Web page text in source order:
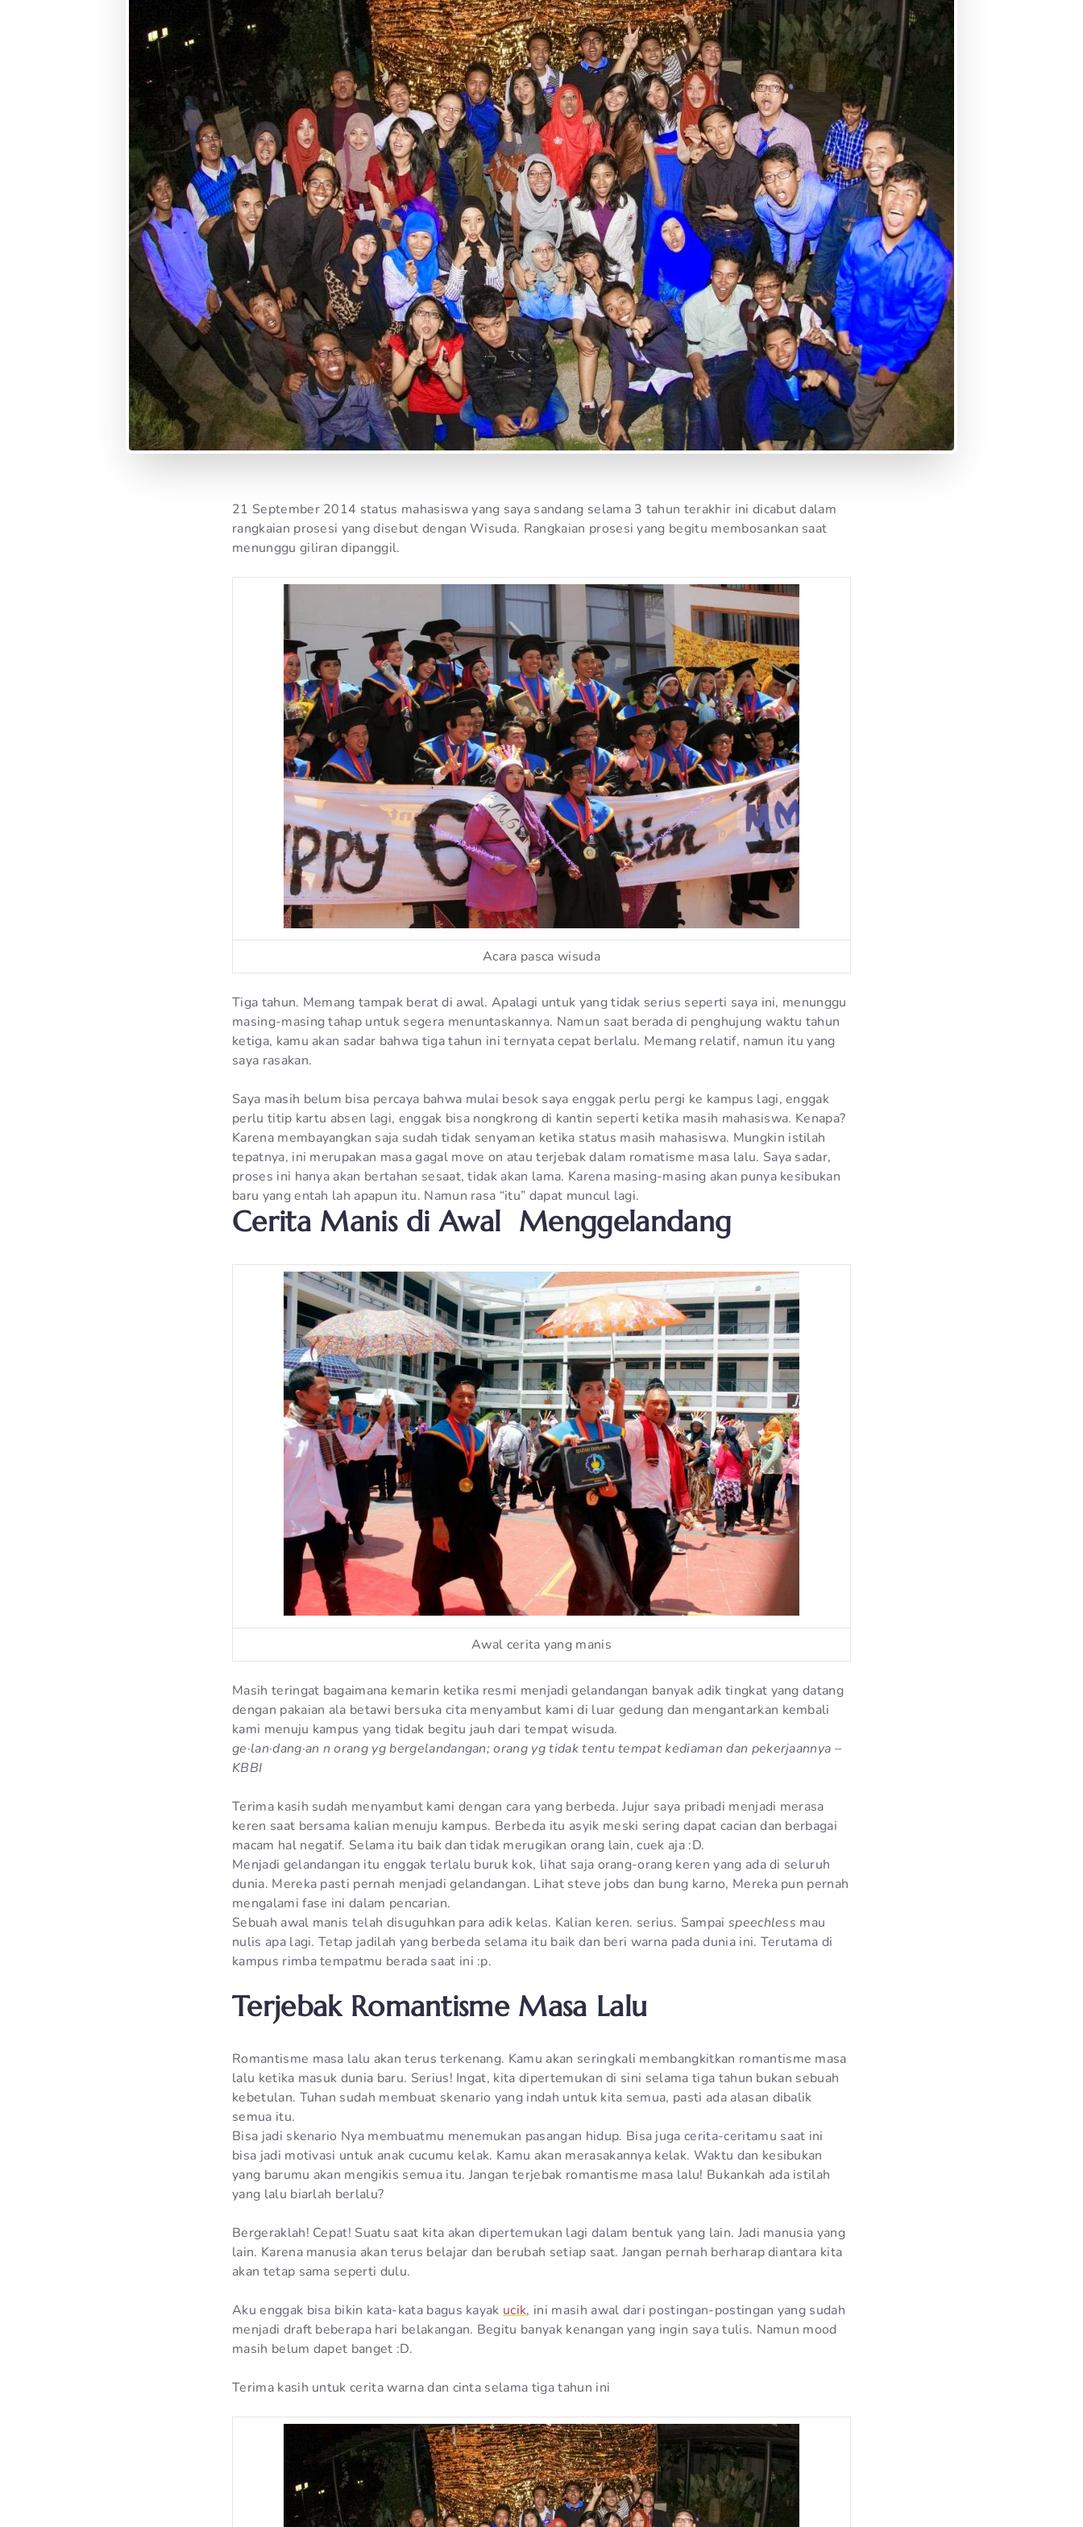
21 September 2014 status mahasiswa yang saya sandang selama 3 tahun terakhir ini dicabut dalam
rangkaian prosesi yang disebut dengan Wisuda. Rangkaian prosesi yang begitu membosankan saat
menunggu giliran dipanggil.
Acara pasca wisuda
Tiga tahun. Memang tampak berat di awal. Apalagi untuk yang tidak serius seperti saya ini, menunggu
masing-masing tahap untuk segera menuntaskannya. Namun saat berada di penghujung waktu tahun
ketiga, kamu akan sadar bahwa tiga tahun ini ternyata cepat berlalu. Memang relatif, namun itu yang
saya rasakan.
Saya masih belum bisa percaya bahwa mulai besok saya enggak perlu pergi ke kampus lagi, enggak
perlu titip kartu absen lagi, enggak bisa nongkrong di kantin seperti ketika masih mahasiswa. Kenapa?
Karena membayangkan saja sudah tidak senyaman ketika status masih mahasiswa. Mungkin istilah
tepatnya, ini merupakan masa gagal move on atau terjebak dalam romatisme masa lalu. Saya sadar,
proses ini hanya akan bertahan sesaat, tidak akan lama. Karena masing-masing akan punya kesibukan
baru yang entah lah apapun itu. Namun rasa “itu” dapat muncul lagi.
Cerita Manis di Awal Menggelandang
Awal cerita yang manis
Masih teringat bagaimana kemarin ketika resmi menjadi gelandangan banyak adik tingkat yang datang
dengan pakaian ala betawi bersuka cita menyambut kami di luar gedung dan mengantarkan kembali
kami menuju kampus yang tidak begitu jauh dari tempat wisuda.
ge·lan·dang·an n orang yg bergelandangan; orang yg tidak tentu tempat kediaman dan pekerjaannya –
KBBI
Terima kasih sudah menyambut kami dengan cara yang berbeda. Jujur saya pribadi menjadi merasa
keren saat bersama kalian menuju kampus. Berbeda itu asyik meski sering dapat cacian dan berbagai
macam hal negatif. Selama itu baik dan tidak merugikan orang lain, cuek aja :D.
Menjadi gelandangan itu enggak terlalu buruk kok, lihat saja orang-orang keren yang ada di seluruh
dunia. Mereka pasti pernah menjadi gelandangan. Lihat steve jobs dan bung karno, Mereka pun pernah
mengalami fase ini dalam pencarian.
Sebuah awal manis telah disuguhkan para adik kelas. Kalian keren. serius. Sampai speechless mau
nulis apa lagi. Tetap jadilah yang berbeda selama itu baik dan beri warna pada dunia ini. Terutama di
kampus rimba tempatmu berada saat ini :p.
Terjebak Romantisme Masa Lalu
Romantisme masa lalu akan terus terkenang. Kamu akan seringkali membangkitkan romantisme masa
lalu ketika masuk dunia baru. Serius! Ingat, kita dipertemukan di sini selama tiga tahun bukan sebuah
kebetulan. Tuhan sudah membuat skenario yang indah untuk kita semua, pasti ada alasan dibalik
semua itu.
Bisa jadi skenario Nya membuatmu menemukan pasangan hidup. Bisa juga cerita-ceritamu saat ini
bisa jadi motivasi untuk anak cucumu kelak. Kamu akan merasakannya kelak. Waktu dan kesibukan
yang barumu akan mengikis semua itu. Jangan terjebak romantisme masa lalu! Bukankah ada istilah
yang lalu biarlah berlalu?
Bergeraklah! Cepat! Suatu saat kita akan dipertemukan lagi dalam bentuk yang lain. Jadi manusia yang
lain. Karena manusia akan terus belajar dan berubah setiap saat. Jangan pernah berharap diantara kita
akan tetap sama seperti dulu.
Aku enggak bisa bikin kata-kata bagus kayak ucik, ini masih awal dari postingan-postingan yang sudah
menjadi draft beberapa hari belakangan. Begitu banyak kenangan yang ingin saya tulis. Namun mood
masih belum dapet banget :D.
Terima kasih untuk cerita warna dan cinta selama tiga tahun ini